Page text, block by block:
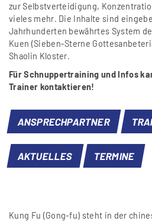
zur Selbstverteidigung,
vieles mehr. Die Inhalte sind
Jahrhunderten bewährtes System
Kuen (Sieben-Sterne
Shaolin Kloster.
Für Schnuppertraining und Infos
Trainer kontaktieren!
ANSPRECHPARTNER
AKTUELLES TERMINE
Kung Fu (Gong-fu) steht in der